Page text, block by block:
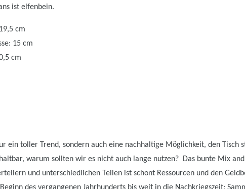
ist elfenbein.
cm
15 cm
cm
ein toller Trend, sondern auch eine nachhaltige Möglichkeit, den Tisch
warum sollten wir es nicht auch lange nutzen? Das bunte Mix
und unterschiedlichen Teilen ist schont Ressourcen und den